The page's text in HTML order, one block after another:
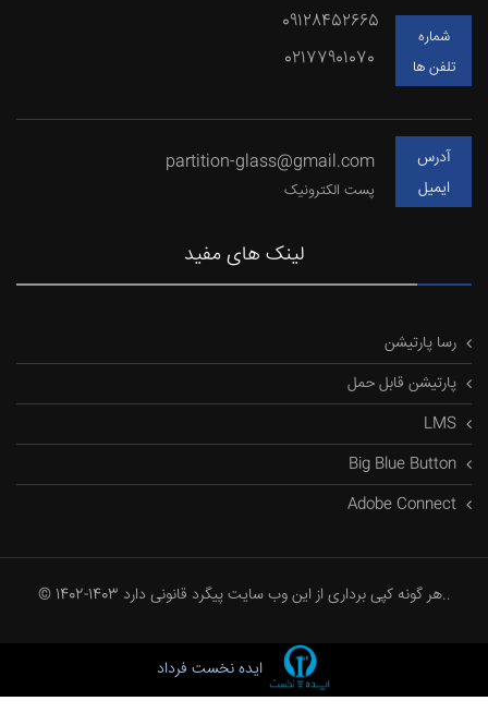
شماره
تلفن ها
09128452665
آدرس
ایمیل
پست الکترونیک
لینک های مفید
رسا پارتیشن
پارتیشن قابل حمل
LMS
Big Blue Button
Adobe Connect
© 1402-1403 هر گونه کپی برداری از این وب سایت پیگرد قانونی دارد..
ایده نخست فرداد